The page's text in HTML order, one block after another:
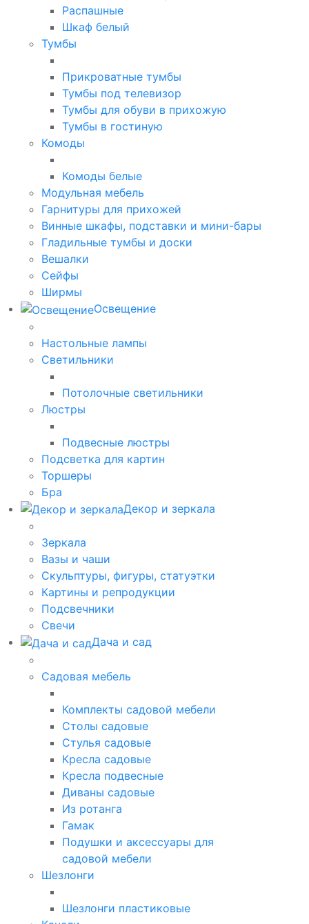
Распашные
Шкаф белый
Тумбы
Прикроватные тумбы
Тумбы под телевизор
Тумбы для обуви в прихожую
Тумбы в гостиную
Комоды
Комоды белые
Модульная мебель
Гарнитуры для прихожей
Винные шкафы, подставки и мини-бары
Гладильные тумбы и доски
Вешалки
Сейфы
Ширмы
Освещение
Настольные лампы
Светильники
Потолочные светильники
Люстры
Подвесные люстры
Подсветка для картин
Торшеры
Бра
Декор и зеркала
Зеркала
Вазы и чаши
Скульптуры, фигуры, статуэтки
Картины и репродукции
Подсвечники
Свечи
Дача и сад
Садовая мебель
Комплекты садовой мебели
Столы садовые
Стулья садовые
Кресла садовые
Кресла подвесные
Диваны садовые
Из ротанга
Гамак
Подушки и аксессуары для
садовой мебели
Шезлонги
Шезлонги пластиковые